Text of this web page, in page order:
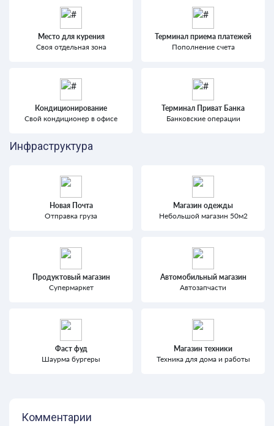
Место для курения
Своя отдельная зона
Терминал приема платежей
Пополнение счета
Кондиционирование
Свой кондиционер в офисе
Терминал Приват Банка
Банковские операции
Инфраструктура
Новая Почта
Отправка груза
Магазин одежды
Небольшой магазин 50м2
Продуктовый магазин
Супермаркет
Автомобильный магазин
Автозапчасти
Фаст фуд
Шаурма бургеры
Магазин техники
Техника для дома и работы
Комментарии